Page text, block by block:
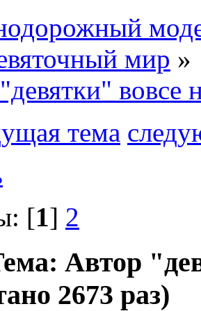
мир »
вовсе
тема
[1] 2
Автор
2673 раз)